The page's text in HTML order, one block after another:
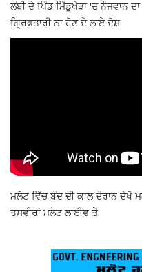
ਲੰਬੀ ਦੇ ਪਿੰਡ ਮਿੱਡੂਖੇੜਾ 'ਚ ਨੌਜਵਾਨ
ਗ੍ਰਿਫਤਾਰੀ ਨਾ ਹੋਣ ਦੇ ਲਾਏ ਦੋਸ਼
ਮਲੋਟ ਵਿੱਚ ਬੰਦ ਦੀ ਕਾਲ ਦੌਰਾਨ ਦੇਖੋ
ਤਸਵੀਰਾਂ ਮਲੋਟ ਲਾਈਵ ਤੇ